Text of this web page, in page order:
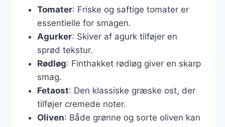
Tomater: Friske og saftige tomater er
essentielle for smagen.
Agurker: Skiver af agurk tilføjer en
sprød tekstur.
Rødløg: Finthakket rødløg giver en skarp
smag.
Fetaost: Den klassiske græske ost, der
tilføjer cremede noter.
Oliven: Både grønne og sorte oliven kan